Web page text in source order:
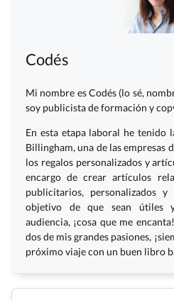
Codés
Mi nombre es Codés (lo sé,
soy publicista de formación y
En esta etapa laboral he tenido
Billingham, una de las empresas
los regalos personalizados y
encargo de crear artículos
publicitarios, personalizados
objetivo de que sean útiles
audiencia, ¡cosa que me
dos de mis grandes pasiones,
próximo viaje con un buen libro